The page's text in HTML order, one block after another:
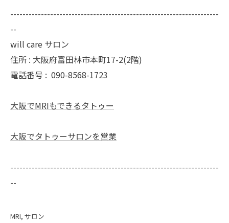
--------------------------------------------------------------------
--
will care サロン
住所 : 大阪府富田林市本町17-2(2階)
電話番号 : 090-8568-1723
大阪でMRIもできるタトゥー
大阪でタトゥーサロンを営業
--------------------------------------------------------------------
--
MRI サロン